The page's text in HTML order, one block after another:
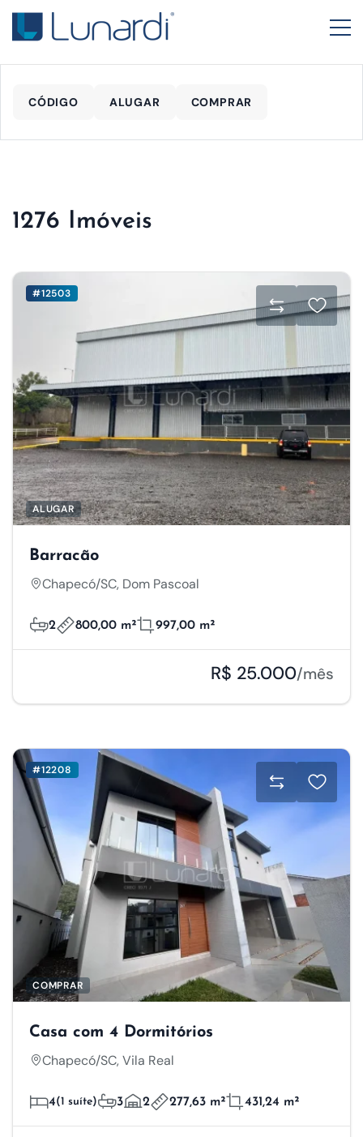
CÓDIGO ALUGAR COMPRAR
1276 Imóveis
#12503
ALUGAR
Barracão
Chapecó/SC, Dom Pascoal
2 800,00 m² 997,00 m²
R$ 25.000/mês
#12208
COMPRAR
Casa com 4 Dormitórios
Chapecó/SC, Vila Real
4(1 suíte) 3 2 277,63 m² 431,24 m²